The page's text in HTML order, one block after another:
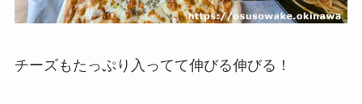
チーズもたっぷり入ってて伸びる伸びる！